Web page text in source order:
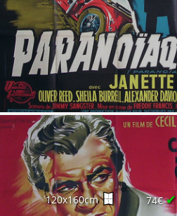
120x160cm 74€✔